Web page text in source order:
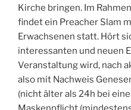
Kirche bringen. Im
findet ein Preacher Slam
Erwachsenen statt. Hört
interessanten und neuen
Veranstaltung wird, nach
also mit Nachweis
(nicht älter als 24h bei